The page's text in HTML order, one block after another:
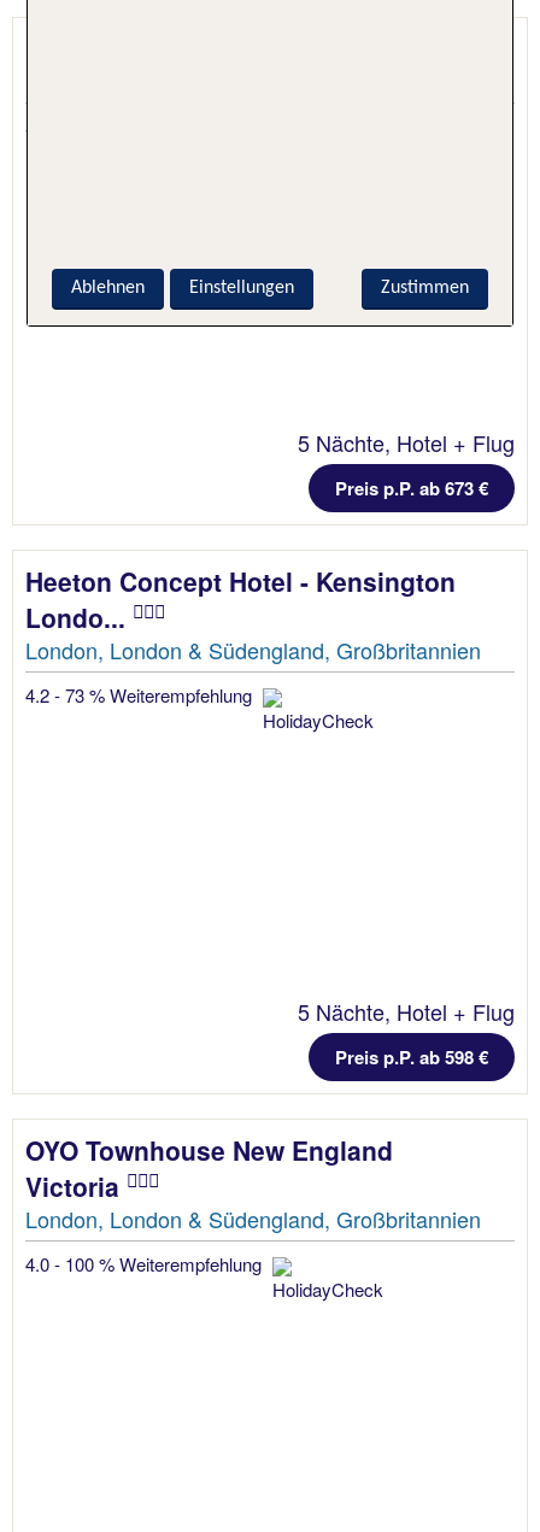
5.7 - 96 % Weiterempfehlung
5 Nächte, Hotel + Flug
Preis p.P. ab 673 €
Heeton Concept Hotel - Kensington
Londo...
London, London & Südengland, Großbritannien
4.2 - 73 % Weiterempfehlung
5 Nächte, Hotel + Flug
Preis p.P. ab 598 €
OYO Townhouse New England
Victoria
London, London & Südengland, Großbritannien
4.0 - 100 % Weiterempfehlung
Zustimmen
Ablehnen Einstellungen